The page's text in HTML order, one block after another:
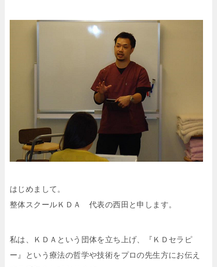
はじめまして。
整体スクールＫＤＡ 代表の西田と申します。
私は、ＫＤＡという団体を立ち上げ、『ＫＤセラピ
ー』という療法の哲学や技術をプロの先生方にお伝え